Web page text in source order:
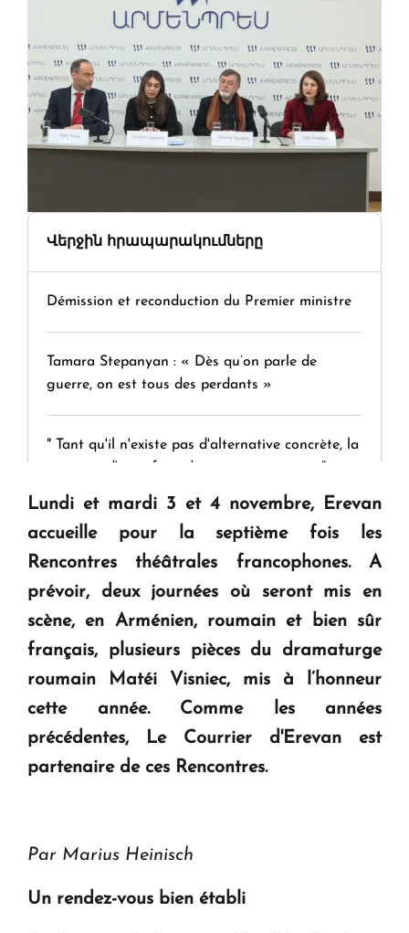
Վերջին հրապարակումները
Démission et reconduction du Premier ministre
Tamara Stepanyan : « Dès qu’on parle de
guerre, on est tous des perdants »
" Tant qu'il n'existe pas d'alternative concrète, la
KASA : 30 ans d'audace, de résilience et d'avenir
Le premier hôtel Hyatt Regency d'Arménie
Lundi et mardi 3 et 4 novembre, Erevan
accueille pour la septième fois les
Rencontres théâtrales francophones. A
prévoir, deux journées où seront mis en
scène, en Arménien, roumain et bien sûr
français, plusieurs pièces du dramaturge
roumain Matéi Visniec, mis à l’honneur
cette année. Comme les années
précédentes, Le Courrier d'Erevan est
partenaire de ces Rencontres.
Par Marius Heinisch
Un rendez-vous bien établi